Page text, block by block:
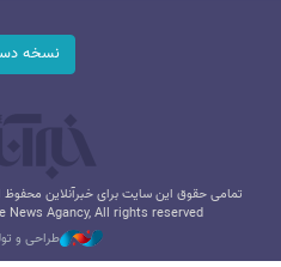
نسخه
تمامی حقوق این سایت برای خبرآنلاین
News Agancy, All rights reserved
طراحی و